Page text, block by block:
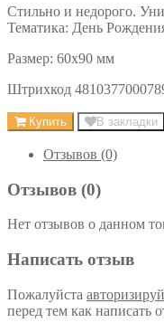
Стильно и недорого.
Тематика: День
Размер: 60х90 мм
Штрихкод
Купить В закладки
Отзывов (0)
Отзывов (0)
Нет отзывов о данном
Написать отзыв
Пожалуйста
перед тем как написать